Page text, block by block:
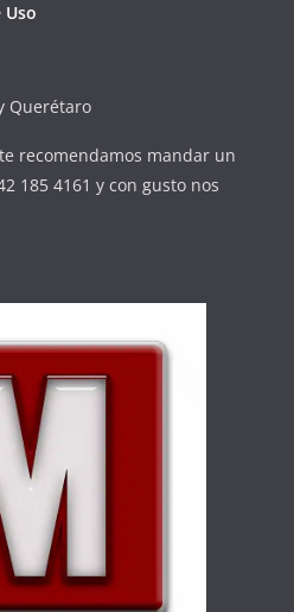
Querétaro
recomendamos mandar un
185 4161 y con gusto nos